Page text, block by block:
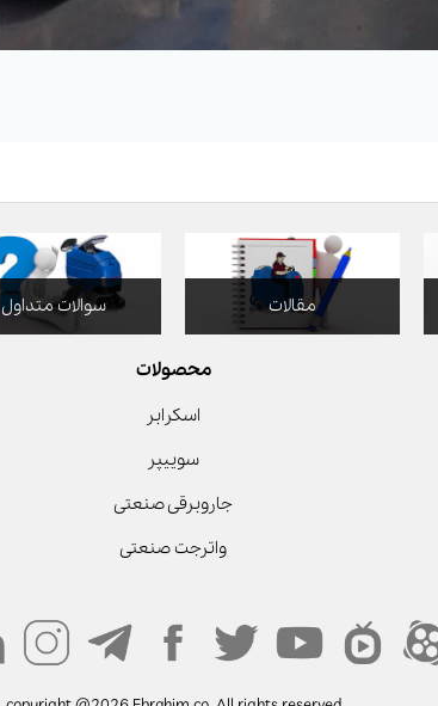
مقالات سوالات متداول
محصولات
اسکرابر
سوییپر
جاروبرقی صنعتی
واترجت صنعتی